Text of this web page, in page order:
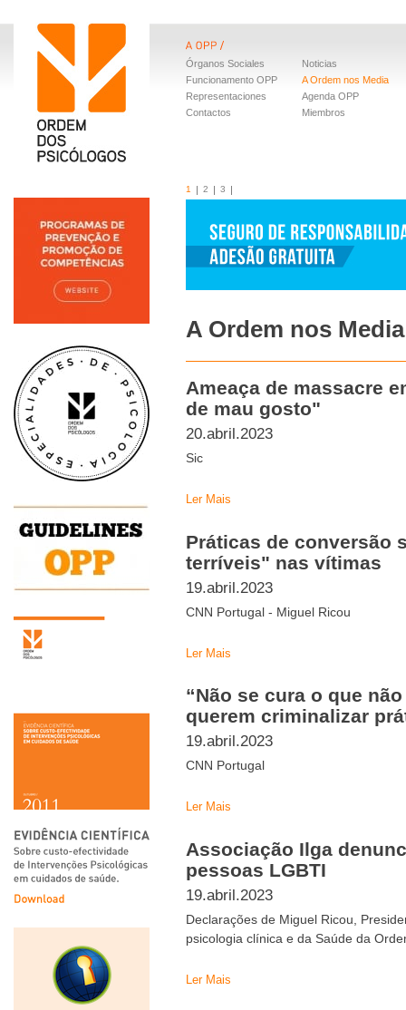
Órganos Sociales
Funcionamento OPP
Representaciones
Contactos
Noticias
A Ordem nos Media
Agenda OPP
Miembros
1 2 3
A Ordem nos Media
Ameaça de massacre
de mau gosto"
20.abril.2023
Sic
Ler Mais
Práticas de conversão
terríveis" nas vítimas
19.abril.2023
CNN Portugal - Miguel Ricou
Ler Mais
“Não se cura o que
querem criminalizar
19.abril.2023
CNN Portugal
Ler Mais
Associação Ilga
pessoas LGBTI
19.abril.2023
Declarações de Miguel Ricou,
psicologia clínica e da Saúde da
Ler Mais